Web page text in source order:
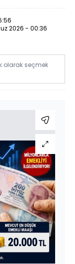
2026 - 00:36
olarak seçmek